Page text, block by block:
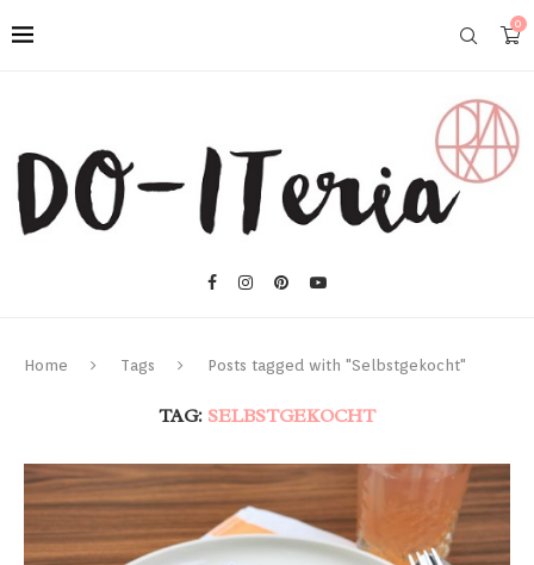
0
Home Tags Posts tagged with "Selbstgekocht"
TAG: SELBSTGEKOCHT